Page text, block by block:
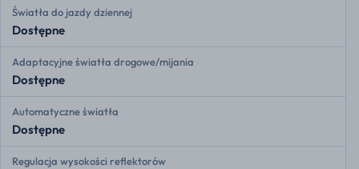
Światła do jazdy dziennej
Dostępne
Adaptacyjne światła drogowe/mijania
Dostępne
Automatyczne światła
Dostępne
Regulacja wysokości reflektorów